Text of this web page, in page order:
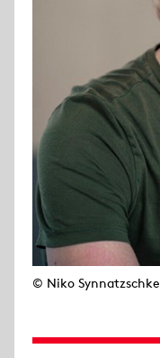
© Niko Synnatzschke